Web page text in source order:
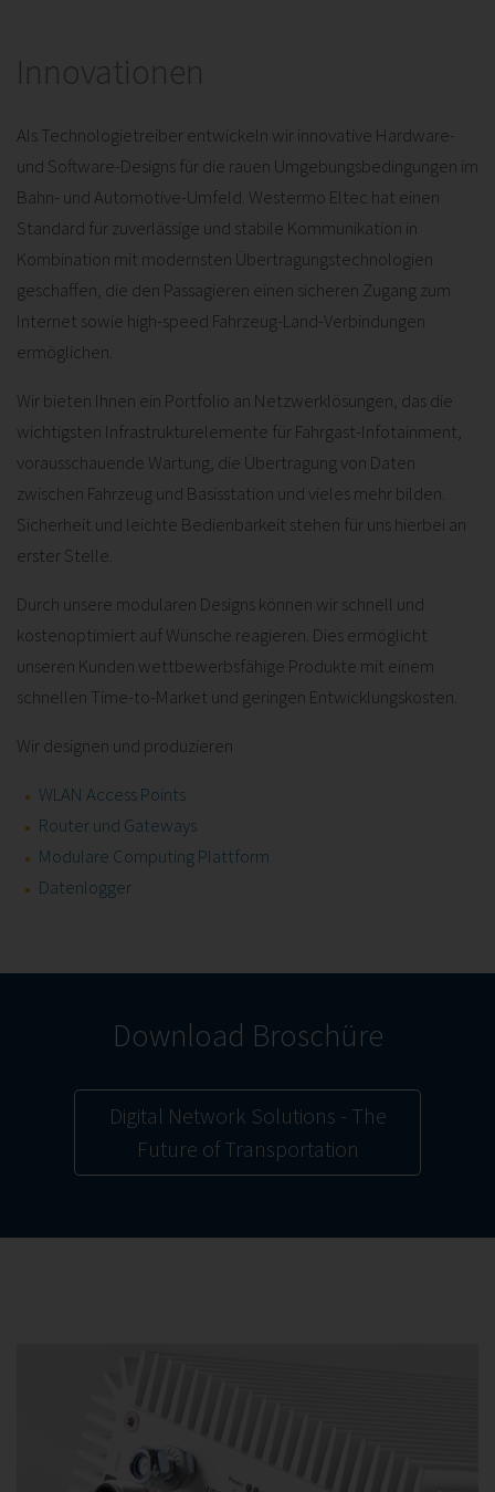
Innovationen
Als Technologietreiber entwickeln wir innovative Hardware-
und Software-Designs für die rauen Umgebungsbedingungen im
Bahn- und Automotive-Umfeld. Westermo Eltec hat einen
Standard für zuverlässige und stabile Kommunikation in
Kombination mit modernsten Übertragungstechnologien
geschaffen, die den Passagieren einen sicheren Zugang zum
Internet sowie high-speed Fahrzeug-Land-Verbindungen
ermöglichen.
Wir bieten Ihnen ein Portfolio an Netzwerklösungen, das die
wichtigsten Infrastrukturelemente für Fahrgast-Infotainment,
vorausschauende Wartung, die Übertragung von Daten
zwischen Fahrzeug und Basisstation und vieles mehr bilden.
Sicherheit und leichte Bedienbarkeit stehen für uns hierbei an
erster Stelle.
Durch unsere modularen Designs können wir schnell und
kostenoptimiert auf Wünsche reagieren. Dies ermöglicht
unseren Kunden wettbewerbsfähige Produkte mit einem
schnellen Time-to-Market und geringen Entwicklungskosten.
Wir designen und produzieren
WLAN Access Points
Router und Gateways
Modulare Computing Plattform
Datenlogger
Download Broschüre
Digital Network Solutions - The
Future of Transportation